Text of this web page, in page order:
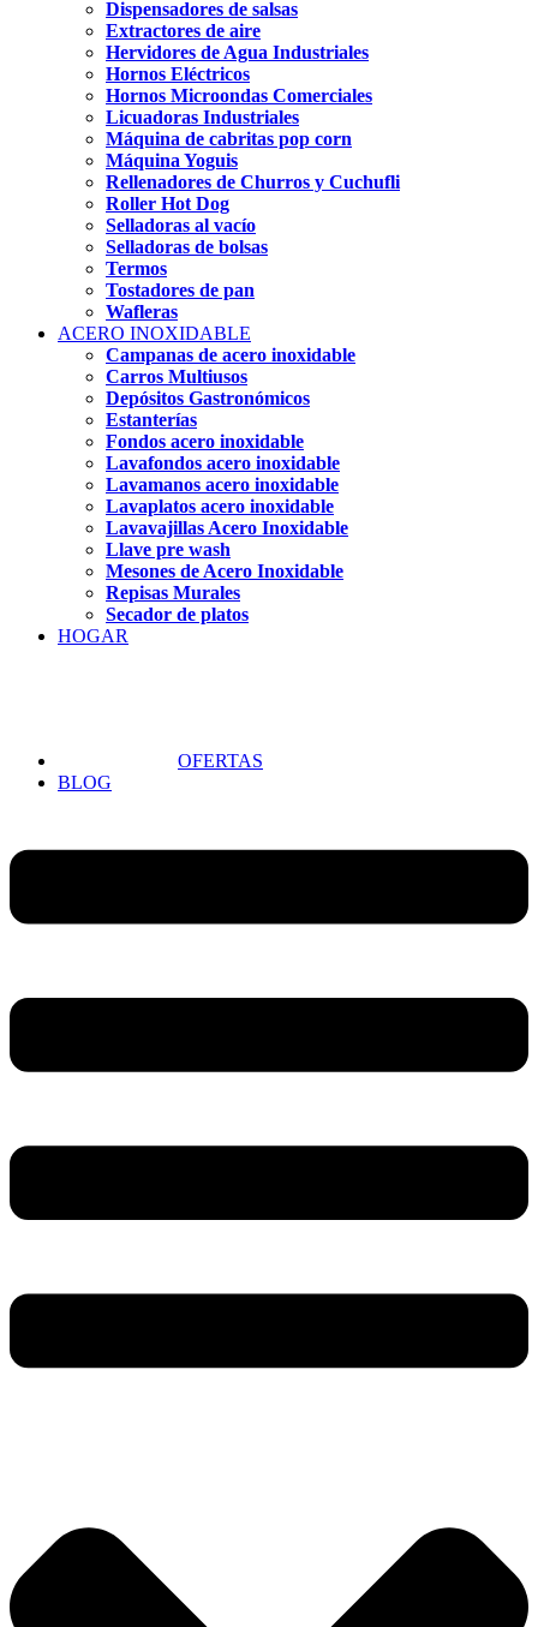
Dispensadores de salsas
Extractores de aire
Hervidores de Agua Industriales
Hornos Eléctricos
Hornos Microondas Comerciales
Licuadoras Industriales
Máquina de cabritas pop corn
Máquina Yoguis
Rellenadores de Churros y Cuchufli
Roller Hot Dog
Selladoras al vacío
Selladoras de bolsas
Termos
Tostadores de pan
Wafleras
ACERO INOXIDABLE
Campanas de acero inoxidable
Carros Multiusos
Depósitos Gastronómicos
Estanterías
Fondos acero inoxidable
Lavafondos acero inoxidable
Lavamanos acero inoxidable
Lavaplatos acero inoxidable
Lavavajillas Acero Inoxidable
Llave pre wash
Mesones de Acero Inoxidable
Repisas Murales
Secador de platos
HOGAR
OFERTAS
BLOG